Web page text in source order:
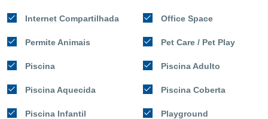
Internet Compartilhada Office Space
Permite Animais Pet Care / Pet Play
Piscina Piscina Adulto
Piscina Aquecida Piscina Coberta
Piscina Infantil Playground